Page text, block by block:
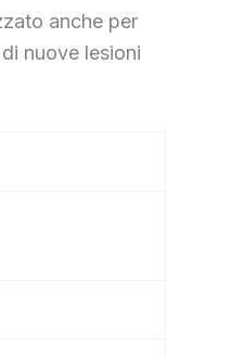
anche per
nuove lesioni